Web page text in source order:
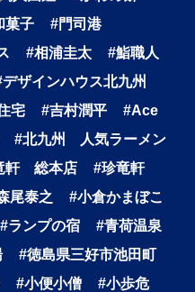
菓子
#門司港
#相浦圭太
#鮨職人
デザインハウス北九州
宅 #吉村潤平
#Ace
#北九州 人気ラーメン
軒 総本店
#珍竜軒
尾泰之
#小倉かまぼこ
#ランプの宿
#青荷温泉
#徳島県三好市池田町
#小便小僧
#小歩危